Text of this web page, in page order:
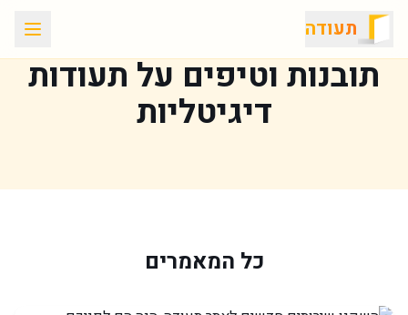
תעודה
תובנות וטיפים על תעודות
דיגיטליות
כל המאמרים